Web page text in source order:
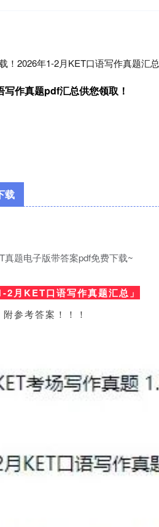
！ 2026年1-2月KET口语写作真题汇总
写作真题pdf汇总供您领取！
载
真题电子版带答案pdf免费下载~
2月KET口语写作真题汇总」
附参考答案！！！